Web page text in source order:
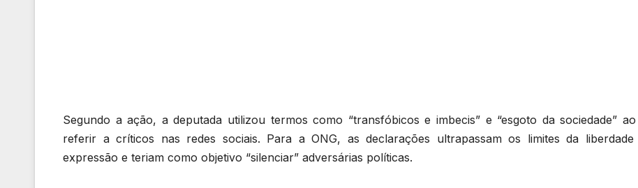
Segundo a ação, a deputada utilizou termos como “transfóbicos e imbecis” e “esgoto da sociedade”
referir a críticos nas redes sociais. Para a ONG, as declarações ultrapassam os limites da liberdade
expressão e teriam como objetivo “silenciar” adversárias políticas.